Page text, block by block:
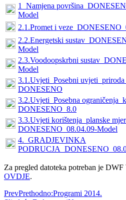
1_Namjena
Model
2.1.Promet i
2.2.Energetski
Model
2.3.Voodoopskrbni
Model
3.1.Uvjeti_Posebni uvjeti_priroda
DONESENO
3.2.Uvjeti_Posebna
DONESENO_8.0
3.3.Uvjeti korištenja_planske
DONESENO_08.04.09-Model
4._GRADJEVINKA
Za pregled datoteka potreban je
OVDJE.
PrevPrethodno:Programi 2014.